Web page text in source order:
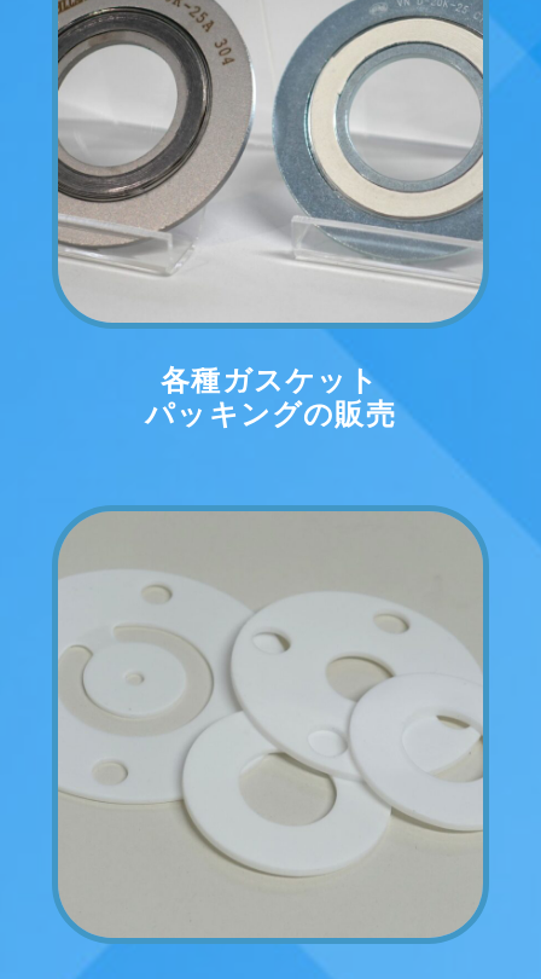
各種ガスケット
パッキングの販売